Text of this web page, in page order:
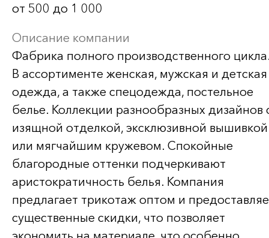
от 500 до 1 000
Описание компании
Фабрика полного производственного
В ассортименте женская, мужская и детская
одежда, а также спецодежда, постельное
белье. Коллекции разнообразных дизайнов
изящной отделкой, эксклюзивной вышивкой
или мягчайшим кружевом. Спокойные
благородные оттенки подчеркивают
аристократичность белья. Компания
предлагает трикотаж оптом и
существенные скидки, что позволяет